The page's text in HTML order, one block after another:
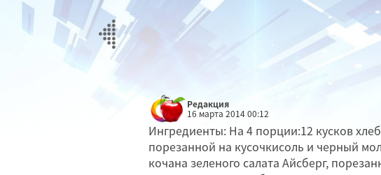
Редакция
16 марта 2014 00:12
Ингредиенты: На 4 порции:12 кусков
порезанной на кусочкисоль и черный
кочана зеленого салата Айсберг,